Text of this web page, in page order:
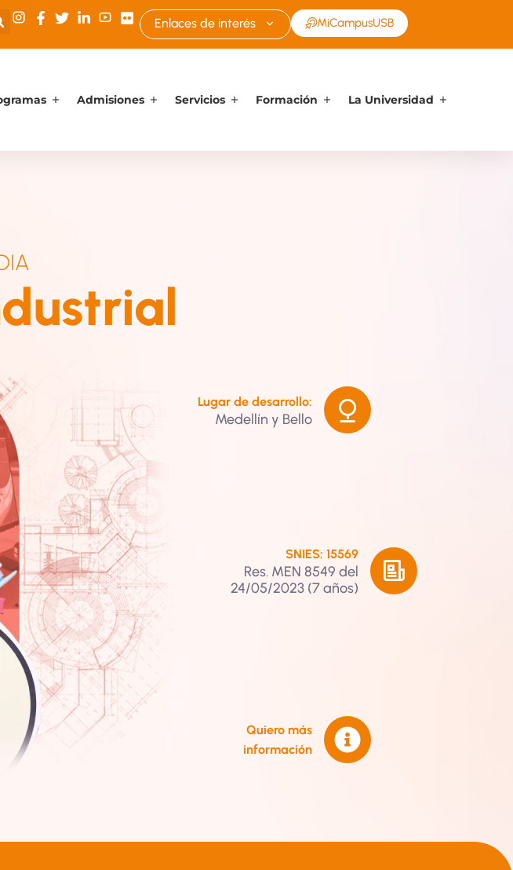
Enlaces de interés MiCampusUSB
Admisiones Servicios Formación La Universidad
Lugar de desarrollo:
Medellín y Bello
SNIES: 15569
Res. MEN 8549 del
24/05/2023 (7 años)
Quiero más
información